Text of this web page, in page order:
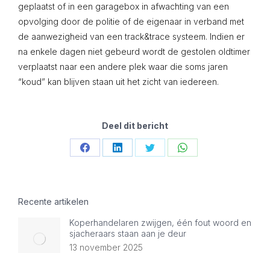
geplaatst of in een garagebox in afwachting van een
opvolging door de politie of de eigenaar in verband met
de aanwezigheid van een track&trace systeem. Indien er
na enkele dagen niet gebeurd wordt de gestolen oldtimer
verplaatst naar een andere plek waar die soms jaren
“koud” kan blijven staan uit het zicht van iedereen.
Deel dit bericht
Share Share Share Share
Recente artikelen
Koperhandelaren zwijgen, één fout woord en
sjacheraars staan aan je deur
13 november 2025